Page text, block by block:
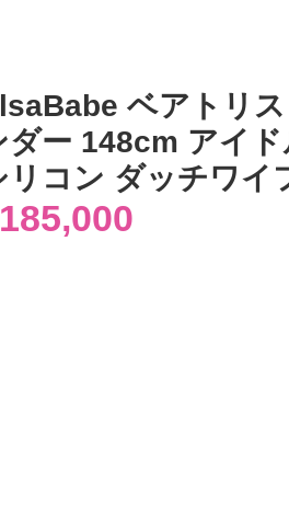
ベアトリ
ダー 148cm アイド
リコン ダッチワイ
185,000